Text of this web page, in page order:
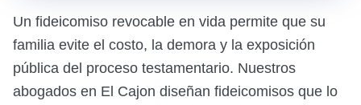
Un fideicomiso revocable en vida permite que su
familia evite el costo, la demora y la exposición
pública del proceso testamentario. Nuestros
abogados en El Cajon diseñan fideicomisos que lo